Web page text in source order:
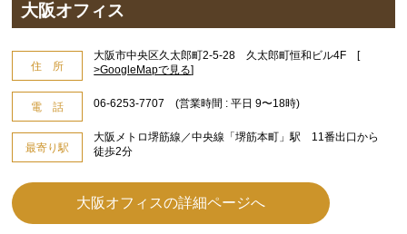
大阪オフィス
住 所
大阪市中央区久太郎町2-5-28 久太郎町恒和ビル4F [
>GoogleMapで見る]
電 話 06-6253-7707 (営業時間 : 平日 9〜18時)
最寄り駅
大阪メトロ堺筋線／中央線「堺筋本町」駅 11番出口から
徒歩2分
大阪オフィスの詳細ページへ